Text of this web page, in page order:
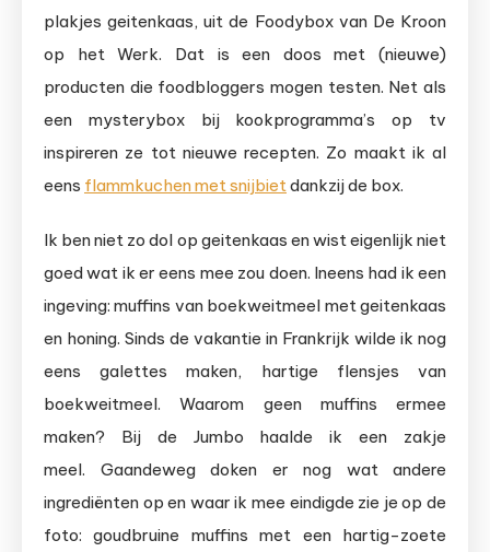
plakjes geitenkaas, uit de Foodybox van De Kroon
op het Werk. Dat is een doos met (nieuwe)
producten die foodbloggers mogen testen. Net als
een mysterybox bij kookprogramma’s op tv
inspireren ze tot nieuwe recepten. Zo maakt ik al
eens flammkuchen met snijbiet dankzij de box.
Ik ben niet zo dol op geitenkaas en wist eigenlijk niet
goed wat ik er eens mee zou doen. Ineens had ik een
ingeving: muffins van boekweitmeel met geitenkaas
en honing. Sinds de vakantie in Frankrijk wilde ik nog
eens galettes maken, hartige flensjes van
boekweitmeel. Waarom geen muffins ermee
maken? Bij de Jumbo haalde ik een zakje
meel. Gaandeweg doken er nog wat andere
ingrediënten op en waar ik mee eindigde zie je op de
foto: goudbruine muffins met een hartig-zoete